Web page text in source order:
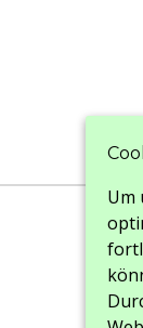
Um